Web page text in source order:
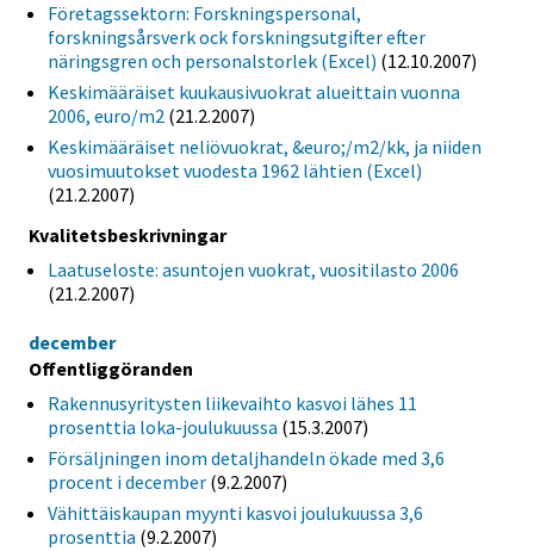
Företagssektorn: Forskningspersonal,
forskningsårsverk ock forskningsutgifter efter
näringsgren och personalstorlek (Excel) (12.10.2007)
Keskimääräiset kuukausivuokrat alueittain vuonna
2006, euro/m2 (21.2.2007)
Keskimääräiset neliövuokrat, &euro;/m2/kk, ja niiden
vuosimuutokset vuodesta 1962 lähtien (Excel)
(21.2.2007)
Kvalitetsbeskrivningar
Laatuseloste: asuntojen vuokrat, vuositilasto 2006
(21.2.2007)
december
Offentliggöranden
Rakennusyritysten liikevaihto kasvoi lähes 11
prosenttia loka-joulukuussa (15.3.2007)
Försäljningen inom detaljhandeln ökade med 3,6
procent i december (9.2.2007)
Vähittäiskaupan myynti kasvoi joulukuussa 3,6
prosenttia (9.2.2007)